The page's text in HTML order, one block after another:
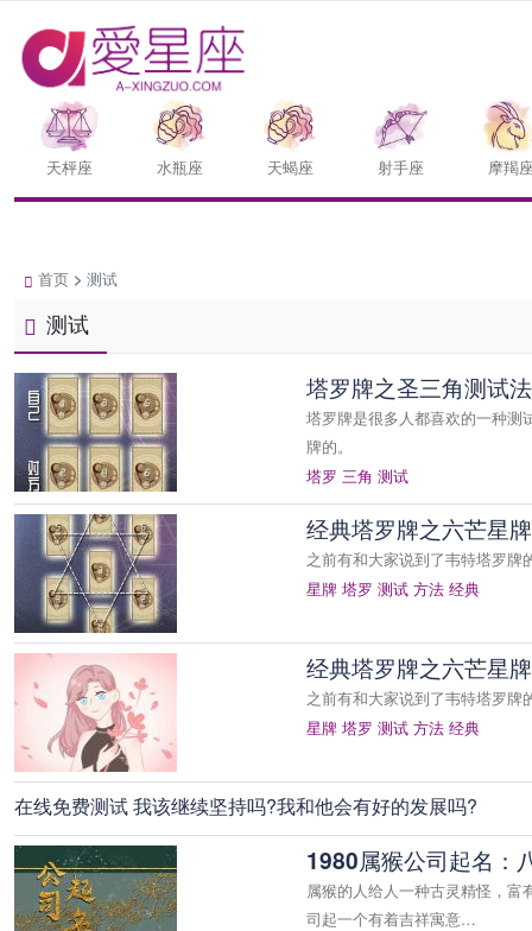
天枰座 水瓶座 天蝎座 射手座 摩羯
首页 > 测试
测试
塔罗牌之圣三角测试法
塔罗牌是很多人都喜欢的一种测
牌的。
塔罗 三角 测试
经典塔罗牌之六芒星
之前有和大家说到了韦特塔罗
星牌 塔罗 测试 方法 经典
经典塔罗牌之六芒星
之前有和大家说到了韦特塔罗
星牌 塔罗 测试 方法 经典
在线免费测试 我该继续坚持吗?我和他会有好的发展吗?
1980属猴公司起名：
属猴的人给人一种古灵精怪，
司起一个有着吉祥寓意…